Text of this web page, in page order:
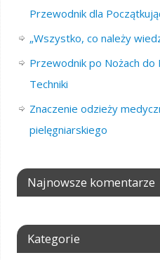
Przewodnik dla
„Wszystko, co należy
Przewodnik po Nożach do
Techniki
Znaczenie odzieży
pielęgniarskiego
Najnowsze komentarze
Kategorie